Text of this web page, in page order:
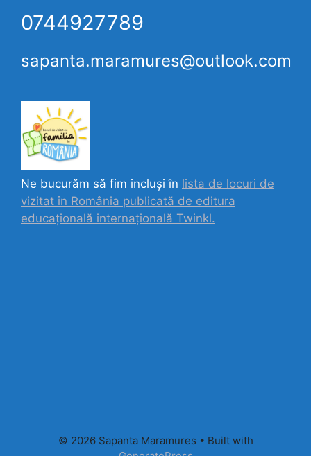
0744927789
sapanta.maramures@outlook.com
Ne bucurăm să fim incluși în lista de locuri de
vizitat în România publicată de editura
educațională internațională Twinkl.
© 2026 Sapanta Maramures • Built with